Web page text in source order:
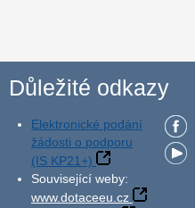
Důležité odkazy
Elektronické podání
žádosti o podporu
(IS KP21+)
Související weby:
www.dotaceeu.cz